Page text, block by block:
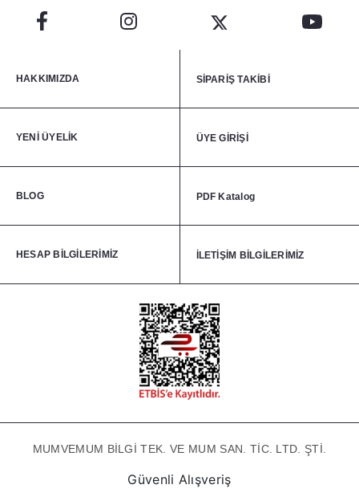
HAKKIMIZDA SİPARİŞ TAKİBİ
YENİ ÜYELİK ÜYE GİRİŞİ
BLOG PDF Katalog
HESAP BİLGİLERİMİZ İLETİŞİM BİLGİLERİMİZ
MUMVEMUM BİLGİ TEK. VE MUM SAN. TİC. LTD. ŞTİ.
Güvenli Alışveriş